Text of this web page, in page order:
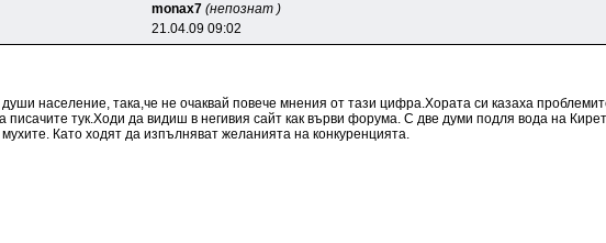
monax7 (непознат )
21.04.09 09:02
население, така,че не очаквай повече мнения от тази цифра.Хората си казаха
писачите тук.Ходи да видиш в негивия сайт как върви форума. С две думи подля вода на
Като ходят да изпълняват желанията на конкуренцията.